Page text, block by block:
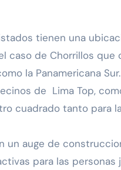
tienen una
caso de Chorrillos que
la Panamericana Sur.
de Lima Top,
cuadrado tanto para
un auge de
para las personas